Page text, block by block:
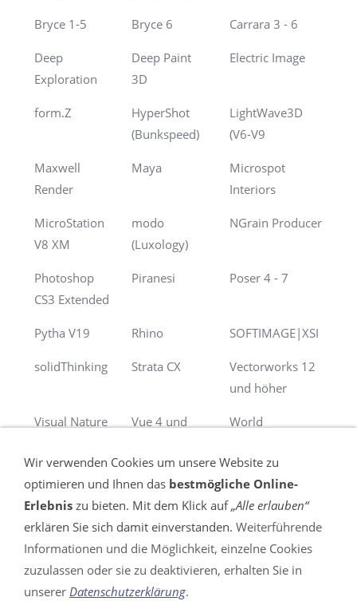
Bryce 1-5 Bryce 6 Carrara 3 - 6
Deep
Exploration
Deep Paint
3D
Electric Image
form.Z
HyperShot
(Bunkspeed)
LightWave3D
(V6-V9
Maxwell
Render
Maya
Microspot
Interiors
MicroStation
V8 XM
modo
(Luxology)
NGrain Producer
Photoshop
CS3 Extended
Piranesi Poser 4 - 7
Pytha V19 Rhino SOFTIMAGE|XSI
solidThinking Strata CX
Vectorworks 12
und höher
Visual Nature
Vue 4 und
World
VERTRAG WIDERRUFEN
Impressum
Wir verwenden Cookies um unsere Website zu
optimieren und Ihnen das bestmögliche Online-
Erlebnis zu bieten. Mit dem Klick auf„Alle erlauben“
erklären Sie sich damit einverstanden. Weiterführende
Informationen und die Möglichkeit, einzelne Cookies
zuzulassen oder sie zu deaktivieren, erhalten Sie in
unserer Datenschutzerklärung.